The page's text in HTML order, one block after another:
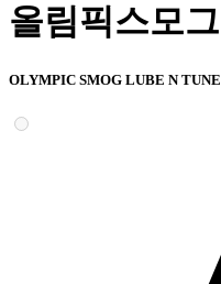
올림픽스모그
OLYMPIC SMOG LUBE N TUNE